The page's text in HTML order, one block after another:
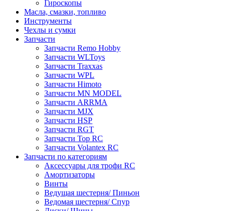
Гироскопы
Масла, смазки, топливо
Инструменты
Чехлы и сумки
Запчасти
Запчасти Remo Hobby
Запчасти WLToys
Запчасти Traxxas
Запчасти WPL
Запчасти Himoto
Запчасти MN MODEL
Запчасти ARRMA
Запчасти MJX
Запчасти HSP
Запчасти RGT
Запчасти Top RC
Запчасти Volantex RC
Запчасти по категориям
Аксессуары для трофи RC
Амортизаторы
Винты
Ведущая шестерня/ Пиньон
Ведомая шестерня/ Спур